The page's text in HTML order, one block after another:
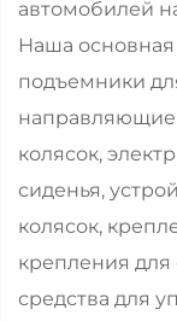
автомобилей
Наша
подъемники
направляющие
колясок,
сиденья,
колясок,
крепления для
средства для